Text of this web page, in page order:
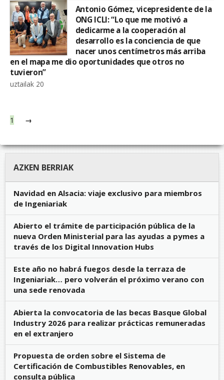
Antonio Gómez, vicepresidente de la
ONG ICLI: “Lo que me motivó a
dedicarme a la cooperación al
desarrollo es la conciencia de que
nacer unos centímetros más arriba
en el mapa me dio oportunidades que otros no
tuvieron”
uztailak 20
1 →
AZKEN BERRIAK
Navidad en Alsacia: viaje exclusivo para miembros
de Ingeniariak
Abierto el trámite de participación pública de la
nueva Orden Ministerial para las ayudas a pymes a
través de los Digital Innovation Hubs
Este año no habrá fuegos desde la terraza de
Ingeniariak… pero volverán el próximo verano con
una sede renovada
Abierta la convocatoria de las becas Basque Global
Industry 2026 para realizar prácticas remuneradas
en el extranjero
Propuesta de orden sobre el Sistema de
Certificación de Combustibles Renovables, en
consulta pública